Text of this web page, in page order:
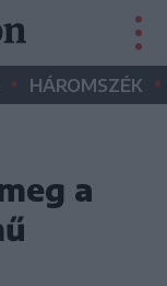
• HÁROMSZÉK •
a